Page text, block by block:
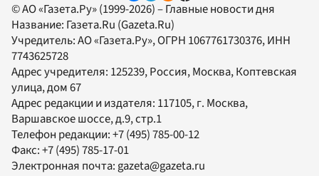
© АО «Газета.Ру» (1999-2026) – Главные новости дня
Название: Газета.Ru (Gazeta.Ru)
Учредитель:АО «Газета.Ру», ОГРН 1067761730376, ИНН
7743625728
Адрес учредителя: 125239, Россия, Москва, Коптевская
улица, дом 67
Адрес редакции и издателя: 117105, г. Москва,
Варшавское шоссе, д.9, стр.1
Телефон редакции:+7 (495) 785-00-12
Факс:+7 (495) 785-17-01
Электронная почта:gazeta@gazeta.ru